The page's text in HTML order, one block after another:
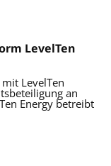
LevelTen
LevelTen
an
Energy betreibt